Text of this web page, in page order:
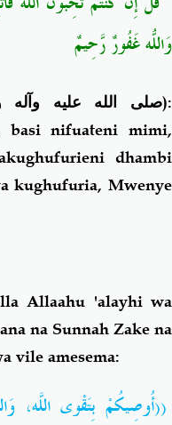
وَاللّهُ غَفُورٌ رَّحِيمٌ
صلى الله عليه وآله):
basi nifuateni mimi,
dhambi
kughufuria, Mwenye
Allaahu 'alayhi wa
na Sunnah Zake na
vile amesema:
((أُوصِيكُمْ بِتَقْوى اللَّه،